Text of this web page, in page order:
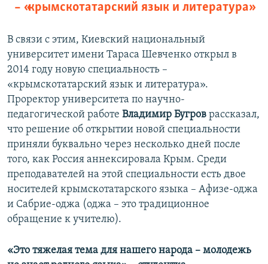
– «крымскотатарский язык и литература»
В связи с этим, Киевский национальный
университет имени Тараса Шевченко открыл в
2014 году новую специальность –
«крымскотатарский язык и литература».
Проректор университета по научно-
педагогической работе Владимир Бугров рассказал,
что решение об открытии новой специальности
приняли буквально через несколько дней после
того, как Россия аннексировала Крым. Среди
преподавателей на этой специальности есть двое
носителей крымскотатарского языка – Афизе-оджа
и Сабрие-оджа (оджа – это традиционное
обращение к учителю).
«Это тяжелая тема для нашего народа – молодежь